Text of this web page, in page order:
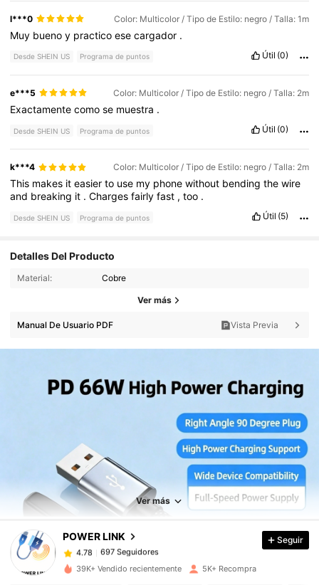
l***0 Color: Multicolor / Tipo de Estilo: negro / Talla: 1m
Muy buenoy practicoesecargador .
Desde SHEIN US Programa de puntos Útil (0)
e***5 Color: Multicolor / Tipo de Estilo: negro / Talla: 2m
Exactamentecomose muestra .
Desde SHEIN US Programa de puntos Útil (0)
k***4 Color: Multicolor / Tipo de Estilo: negro / Talla: 2m
This makes iteasierto use my phonewithout bendingthewire
and breaking it .Chargesfairlyfast ,too .
Desde SHEIN US Programa de puntos Útil (5)
Detalles Del Producto
Material: Cobre
Ver más
Manual De Usuario PDF Vista Previa
Ver más
POWER LINK
4.78 697 Seguidores
4.78 697 Seguidores
4.78 697 Seguidores
Seguir
39K+ Vendido recientemente 5K+ Recompra